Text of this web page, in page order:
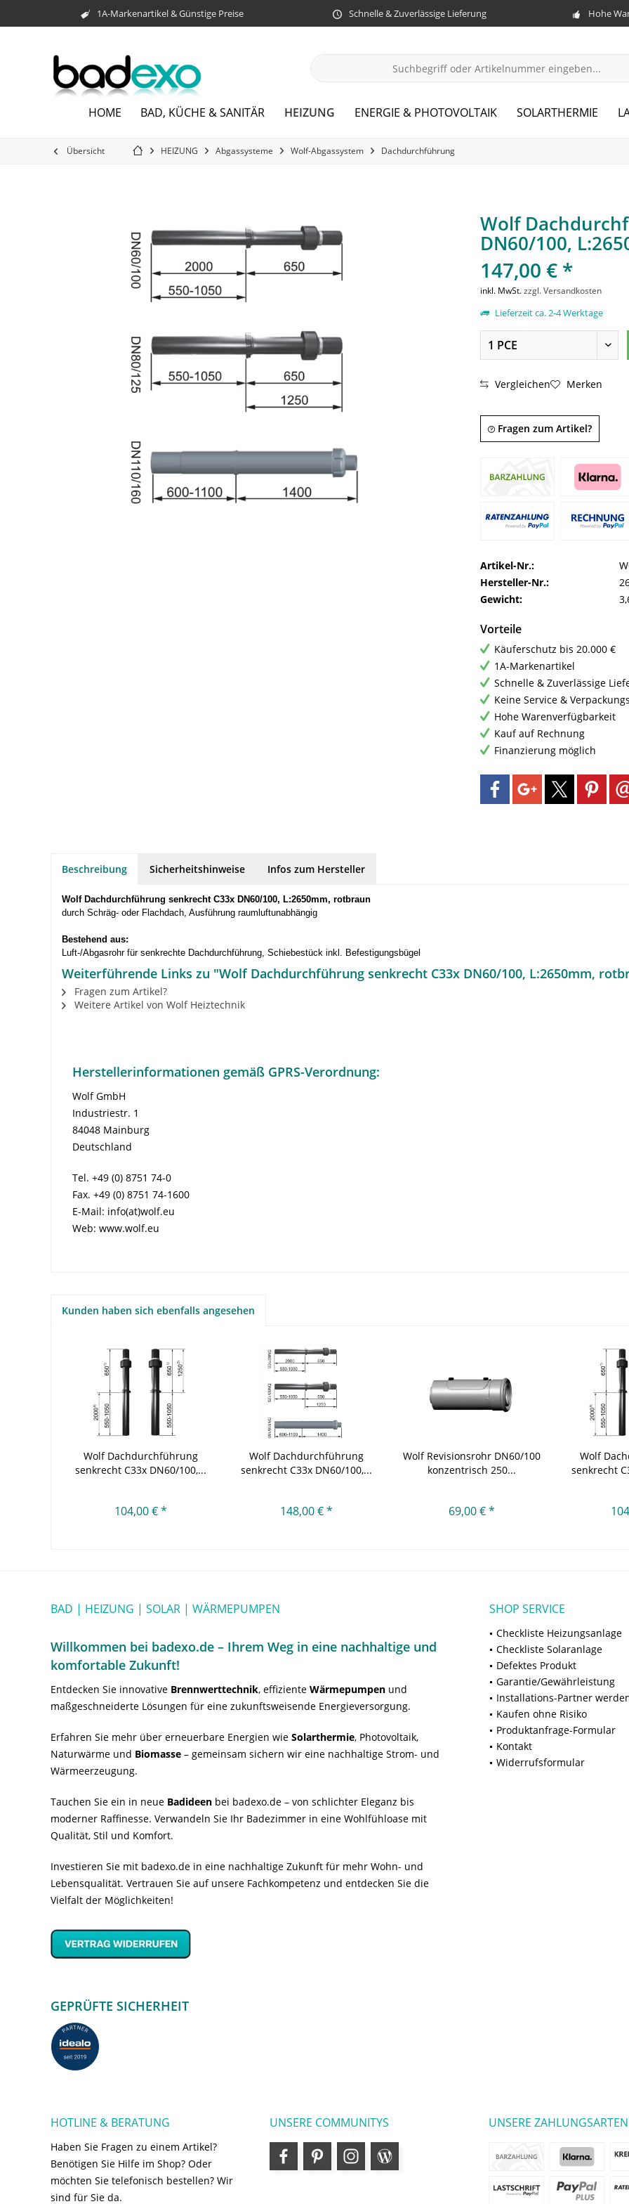
1A-Markenartikel & Günstige Preise Schnelle & Zuverlässige Lieferung Hohe
HOME BAD, KÜCHE & SANITÄR HEIZUNG ENERGIE & PHOTOVOLTAIK SOLARTHERMIE
Übersicht HEIZUNG Abgassysteme Wolf-Abgassystem Dachdurchführung
Wolf
DN60/100,
147,00 € *
inkl. MwSt.zzgl. Versandkosten
Lieferzeit ca. 2-4 Werktage
Vergleichen Merken
Fragen zum Artikel?
Artikel-Nr.:
Hersteller-Nr.:
Gewicht:
Vorteile
Käuferschutz bis 20.000 €
1A-Markenartikel
Schnelle & Zuverlässige
Keine Service &
Hohe Warenverfügbarkeit
Kauf auf Rechnung
Finanzierung möglich
Beschreibung Sicherheitshinweise Infos zum Hersteller
Wolf Dachdurchführung senkrecht C33x DN60/100, L:2650mm, rotbraun
durch Schräg- oder Flachdach, Ausführung raumluftunabhängig
Bestehend aus:
Luft-/Abgasrohr für senkrechte Dachdurchführung, Schiebestück inkl. Befestigungsbügel
Weiterführende Links zu "Wolf Dachdurchführung senkrecht C33x DN60/100, L:2650mm,
Fragen zum Artikel?
Weitere Artikel von Wolf Heiztechnik
Herstellerinformationen gemäß GPRS-Verordnung:
Wolf GmbH
Industriestr. 1
84048 Mainburg
Deutschland
Tel. +49 (0) 8751 74-0
Fax. +49 (0) 8751 74-1600
E-Mail: info(at)wolf.eu
Web: www.wolf.eu
Kunden haben sich ebenfalls angesehen
Wolf Dachdurchführung
senkrecht C33x DN60/100,...
104,00 € *
Wolf Dachdurchführung
senkrecht C33x DN60/100,...
148,00 € *
Wolf Revisionsrohr DN60/100
konzentrisch 250...
69,00 € *
Wolf
senkrecht
BAD | HEIZUNG | SOLAR | WÄRMEPUMPEN
Willkommen bei badexo.de – Ihrem Weg in eine nachhaltige und
komfortable Zukunft!
Entdecken Sie innovative Brennwerttechnik, effiziente Wärmepumpen und
maßgeschneiderte Lösungen für eine zukunftsweisende Energieversorgung.
Erfahren Sie mehr über erneuerbare Energien wie Solarthermie, Photovoltaik,
Naturwärme und Biomasse – gemeinsam sichern wir eine nachhaltige Strom- und
Wärmeerzeugung.
Tauchen Sie ein in neue Badideen bei badexo.de – von schlichter Eleganz bis
moderner Raffinesse. Verwandeln Sie Ihr Badezimmer in eine Wohlfühloase mit
Qualität, Stil und Komfort.
Investieren Sie mit badexo.de in eine nachhaltige Zukunft für mehr Wohn- und
Lebensqualität. Vertrauen Sie auf unsere Fachkompetenz und entdecken Sie die
Vielfalt der Möglichkeiten!
GEPRÜFTE SICHERHEIT
SHOP SERVICE
Checkliste Heizungsanlage
Checkliste Solaranlage
Defektes Produkt
Garantie/Gewährleistung
Installations-Partner
Kaufen ohne Risiko
Produktanfrage-Formular
Kontakt
Widerrufsformular
HOTLINE & BERATUNG
Haben Sie Fragen zu einem Artikel?
Benötigen Sie Hilfe im Shop? Oder
möchten Sie telefonisch bestellen? Wir
sind für Sie da.
UNSERE COMMUNITYS UNSERE ZAHLUNGSARTEN